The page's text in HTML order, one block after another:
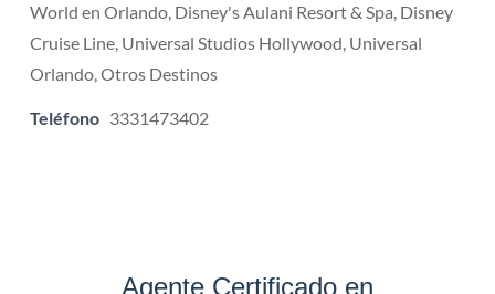
World en Orlando, Disney's Aulani Resort & Spa, Disney
Cruise Line, Universal Studios Hollywood, Universal
Orlando, Otros Destinos
Teléfono 3331473402